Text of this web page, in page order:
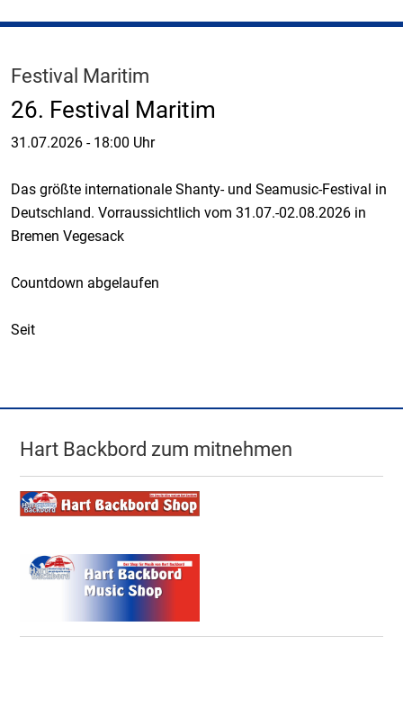
Festival Maritim
26. Festival Maritim
31.07.2026 - 18:00 Uhr
Das größte internationale Shanty- und Seamusic-Festival in
Deutschland. Vorraussichtlich vom 31.07.-02.08.2026 in
Bremen Vegesack
Countdown abgelaufen
Seit
Hart Backbord zum mitnehmen